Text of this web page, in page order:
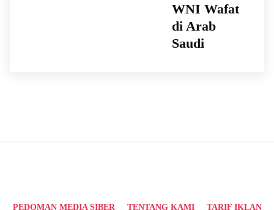
WNI Wafat
di Arab
Saudi
PEDOMAN MEDIA SIBER TENTANG KAMI TARIF IKLAN